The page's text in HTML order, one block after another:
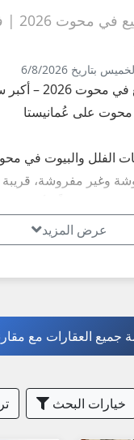
فلل
بتاريخ 6/8/2026
فلل وبيوت للبيع في
محوت على عُمانيستا
وغير مفروشة،
للفلل الفاخرة.
+ فيديو + عقد
عرض المزيد
جميع العقارات مع
خيارات البحث